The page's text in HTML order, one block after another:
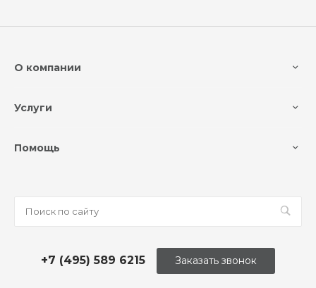
О компании
Услуги
Помощь
+7 (495) 589 6215 Заказать звонок